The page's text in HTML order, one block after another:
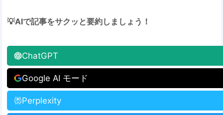
💡AIで記事をサクッと要約しましょう！
ChatGPT
Google AI モード
Perplexity